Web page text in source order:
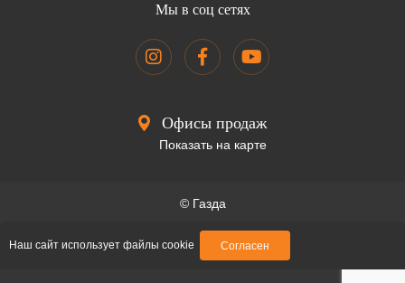
Мы в соц сетях
Офисы продаж
Показать на карте
© Газда
Образец договора
Наш сайт использует файлы cookie Согласен